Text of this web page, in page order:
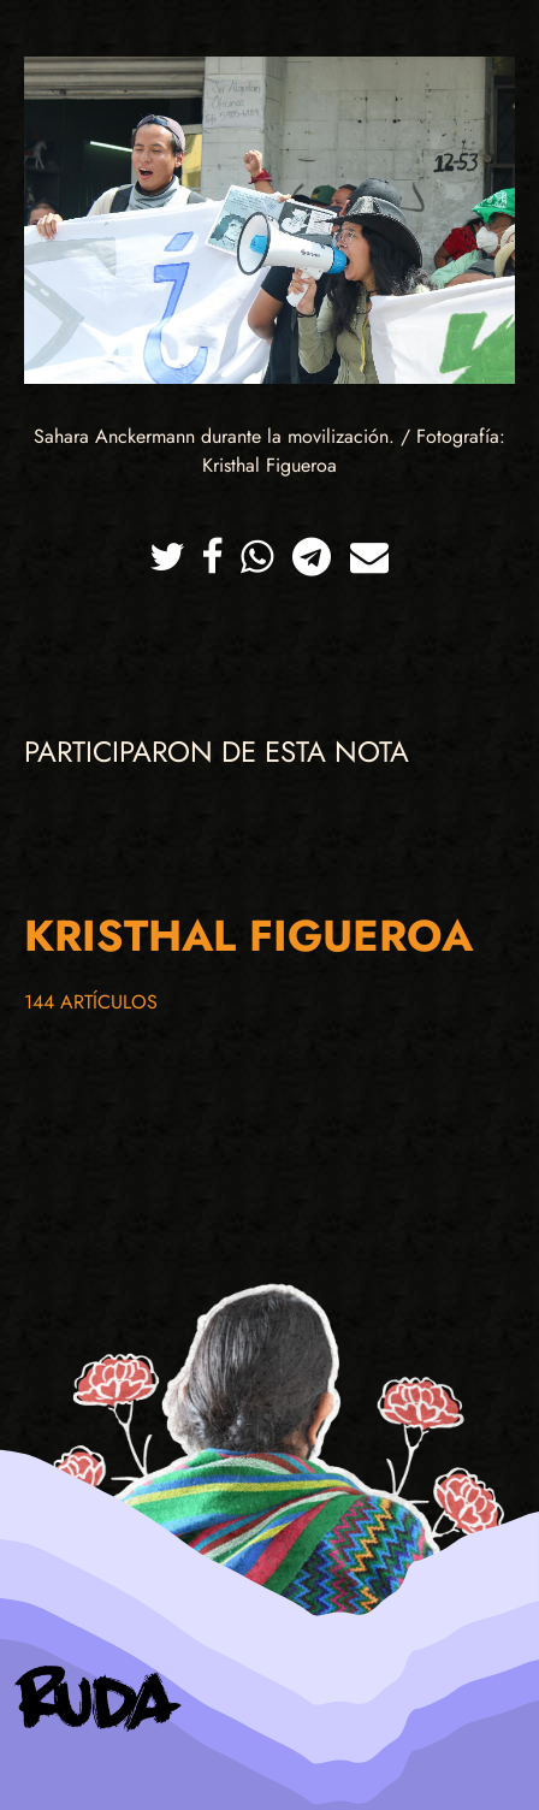
Sahara Anckermann durante la movilización. / Fotografía:
Kristhal Figueroa
TwitterFacebookWhatsappTelegramCorreo
PARTICIPARON DE ESTA NOTA
KRISTHAL FIGUEROA
144 ARTÍCULOS